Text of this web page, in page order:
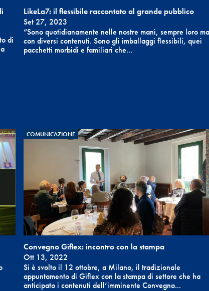
di
LikeLa7: il flessibile raccontato al grande pubblico
Set 27, 2023
“Sono quotidianamente nelle nostre mani, sempre loro
con diversi contenuti. Sono gli imballaggi flessibili, quei
pacchetti morbidi e familiari che...
COMUNICAZIONE
Convegno Giflex: incontro con la stampa
Ott 13, 2022
Si è svolto il 12 ottobre, a Milano, il tradizionale
appuntamento di Giflex con la stampa di settore che ha
anticipato i contenuti dell’imminente Convegno...